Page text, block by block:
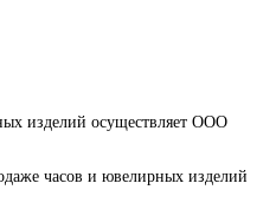
изделий осуществляет ООО
часов и ювелирных изделий